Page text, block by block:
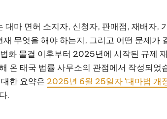
대마 면허 소지자, 신청자, 판매점, 재배자,
무엇을 해야 하는지, 그리고 어떤 문제가
화 물결 이후부터 2025년에 시작된 규제
온 태국 법률 사무소의 관점에서 작성되었
한 요약은 2025년 6월 25일자 '대마법 개
.